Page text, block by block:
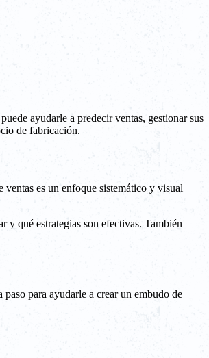
ayudarle a predecir ventas, gestionar sus
de fabricación.
es un enfoque sistemático y visual
y qué estrategias son efectivas. También
para ayudarle a crear un embudo de